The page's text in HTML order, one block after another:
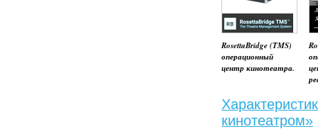
RosettaBridge (TMS)
операционный
центр кинотеатра.
кинотеатром»